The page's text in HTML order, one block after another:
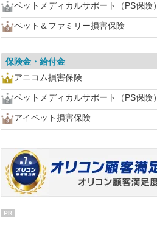
ペットメディカルサポート（PS保険）
ペット＆ファミリー損害保険
保険金・給付金
アニコム損害保険
ペットメディカルサポート（PS保険）
アイペット損害保険
PR